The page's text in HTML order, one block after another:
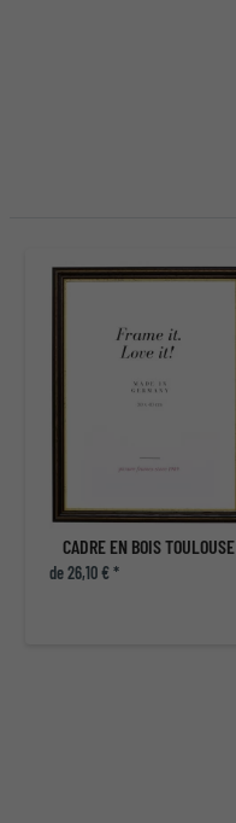
CADRE EN BOIS TOULOUSE
de 26,10 € *